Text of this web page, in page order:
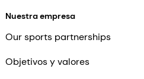
Nuestra empresa
Our sports partnerships
Objetivos y valores